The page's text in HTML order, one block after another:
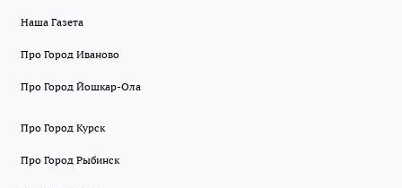
Наша Газета
Про Город Иваново
Про Город Йошкар-Ола
Про Город Курск
Про Город Рыбинск